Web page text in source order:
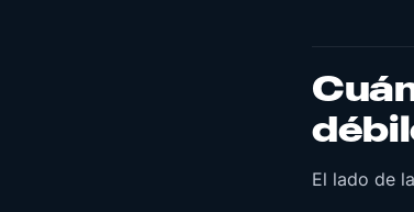
El lado de